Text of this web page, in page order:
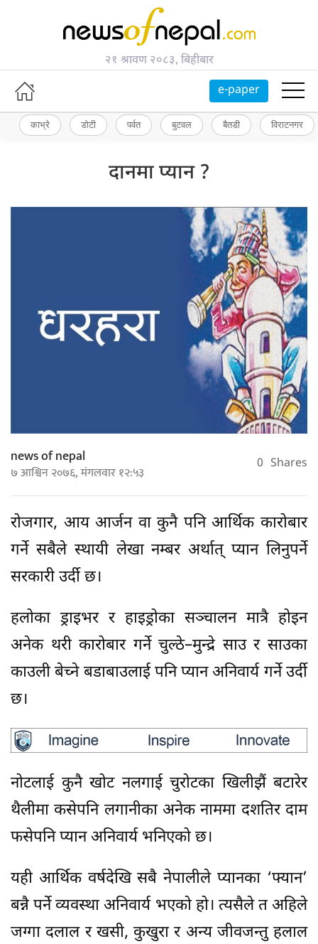
२१ श्रावण २०८३, बिहीबार
e-paper
काभ्रे डोटी पर्वत बुटवल बैतडी विराटनगर
दानमा प्यान ?
news of nepal
७ आश्विन २०७६, मंगलवार १२:५३ 0 Shares
रोजगार, आय आर्जन वा कुनै पनि आर्थिक कारोबार
गर्ने सबैले स्थायी लेखा नम्बर अर्थात् प्यान लिनुपर्ने
सरकारी उर्दी छ।
हलोका ड्राइभर र हाइड्रोका सञ्चालन मात्रै होइन
अनेक थरी कारोबार गर्ने चुल्ठे–मुन्द्रे साउ र साउका
काउली बेच्ने बडाबाउलाई पनि प्यान अनिवार्य गर्ने उर्दी
छ।
नोटलाई कुनै खोट नलगाई चुरोटका खिलीझैं बटारेर
थैलीमा कसेपनि लगानीका अनेक नाममा दशतिर दाम
फसेपनि प्यान अनिवार्य भनिएको छ।
यही आर्थिक वर्षदेखि सबै नेपालीले प्यानका ‘फ्यान’
बन्नै पर्ने व्यवस्था अनिवार्य भएको हो। त्यसैले त अहिले
जग्गा दलाल र खसी, कुखुरा र अन्य जीवजन्तु हलाल